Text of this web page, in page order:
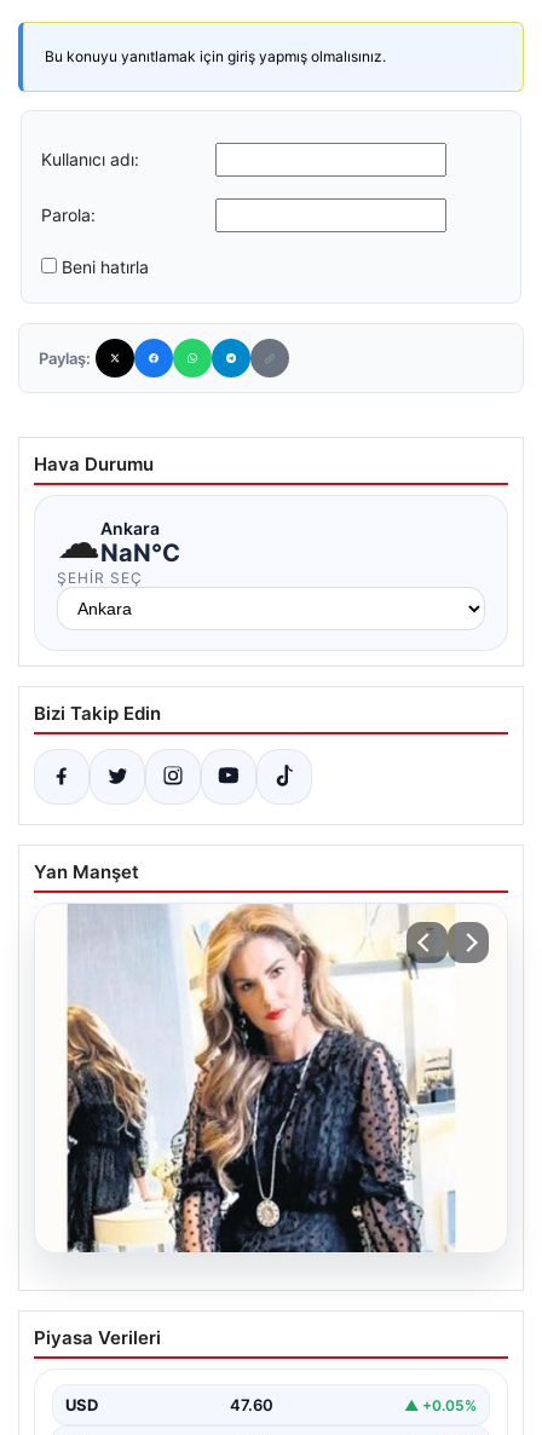
Bu konuyu yanıtlamak için giriş yapmış olmalısınız.
Kullanıcı adı:
Parola:
Beni hatırla
Paylaş:
Hava Durumu
☁Ankara
NaN°C
ŞEHIR SEÇ
Bizi Takip Edin
Yan Manşet
06.08.2026
Bavulun ortak paydası kitap
Çocukluğundan bu yana aynı anda birkaç kitap
Piyasa Verileri
USD 47.60 ▲ +0.05%